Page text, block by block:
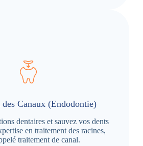
Canaux (Endodontie)
dentaires et sauvez vos dents
en traitement des racines,
traitement de canal.